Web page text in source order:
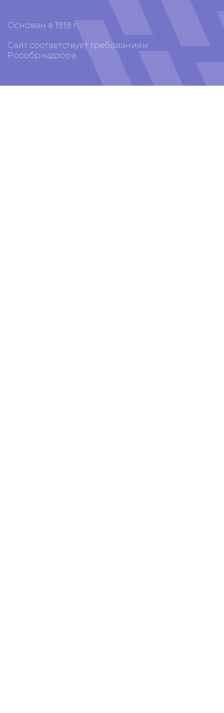
Основан в 1919 г.
Сайт соответствует требованиям
Рособрнадзора